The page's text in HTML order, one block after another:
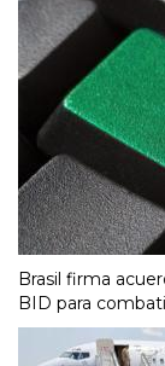
Brasil firma
BID para